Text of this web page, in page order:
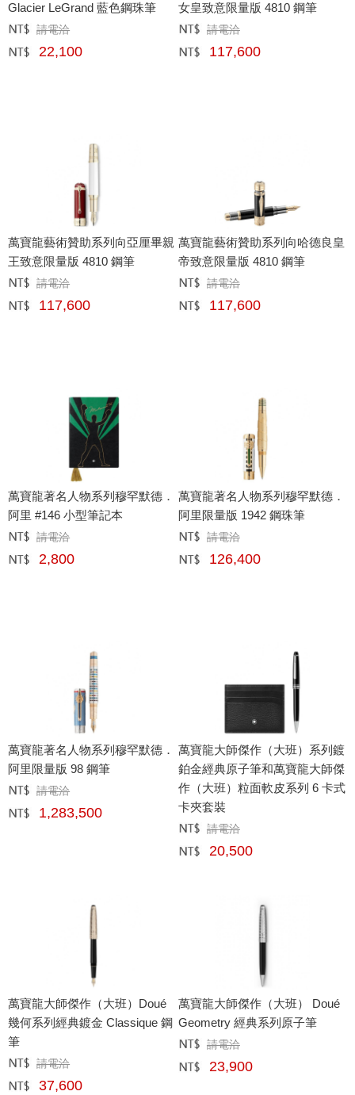
Glacier LeGrand 藍色鋼珠筆
定價﹕請電洽
網購﹕ 22,100
女皇致意限量版 4810 鋼筆
定價﹕ 請電洽
網購﹕ 117,600
萬寶龍藝術贊助系列向亞厘畢親
王致意限量版 4810 鋼筆
定價﹕請電洽
網購﹕ 117,600
萬寶龍藝術贊助系列向哈德良皇
帝致意限量版 4810 鋼筆
定價﹕ 請電洽
網購﹕ 117,600
萬寶龍著名人物系列穆罕默德．
阿里 #146 小型筆記本
定價﹕請電洽
網購﹕ 2,800
萬寶龍著名人物系列穆罕默德．
阿里限量版 1942 鋼珠筆
定價﹕ 請電洽
網購﹕ 126,400
萬寶龍著名人物系列穆罕默德．
阿里限量版 98 鋼筆
定價﹕請電洽
網購﹕ 1,283,500
萬寶龍大師傑作（大班）系列鍍
鉑金經典原子筆和萬寶龍大師傑
作（大班）粒面軟皮系列 6 卡式
卡夾套裝
定價﹕ 請電洽
網購﹕ 20,500
萬寶龍大師傑作（大班）Doué
幾何系列經典鍍金 Classique 鋼
筆
定價﹕請電洽
網購﹕ 37,600
萬寶龍大師傑作（大班） Doué
Geometry 經典系列原子筆
定價﹕ 請電洽
網購﹕ 23,900